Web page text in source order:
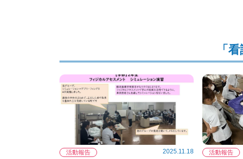
「
活動報告 2025.11.18 活動報告